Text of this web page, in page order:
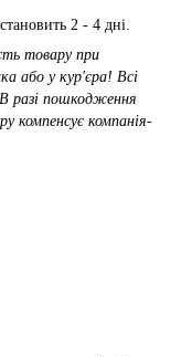
2 - 4 дні.
товару при
або у кур'єра! Всі
разі пошкодження
компенсує компанія-